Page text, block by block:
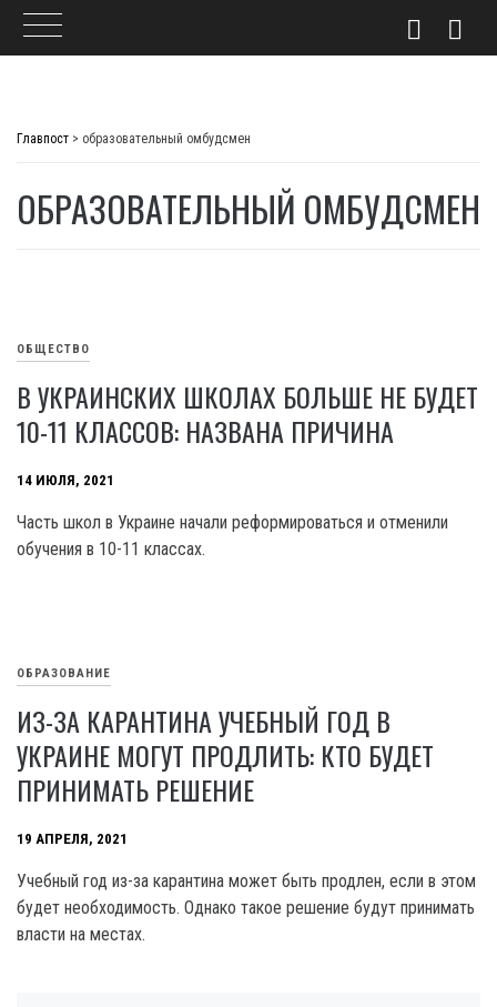
Главпост > образовательный омбудсмен
ОБРАЗОВАТЕЛЬНЫЙ ОМБУДСМЕН
ОБЩЕСТВО
В УКРАИНСКИХ ШКОЛАХ БОЛЬШЕ НЕ БУДЕТ
10-11 КЛАССОВ: НАЗВАНА ПРИЧИНА
14 ИЮЛЯ, 2021
Часть школ в Украине начали реформироваться и отменили
обучения в 10-11 классах.
ОБРАЗОВАНИЕ
ИЗ-ЗА КАРАНТИНА УЧЕБНЫЙ ГОД В
УКРАИНЕ МОГУТ ПРОДЛИТЬ: КТО БУДЕТ
ПРИНИМАТЬ РЕШЕНИЕ
19 АПРЕЛЯ, 2021
Учебный год из-за карантина может быть продлен, если в этом
будет необходимость. Однако такое решение будут принимать
власти на местах.